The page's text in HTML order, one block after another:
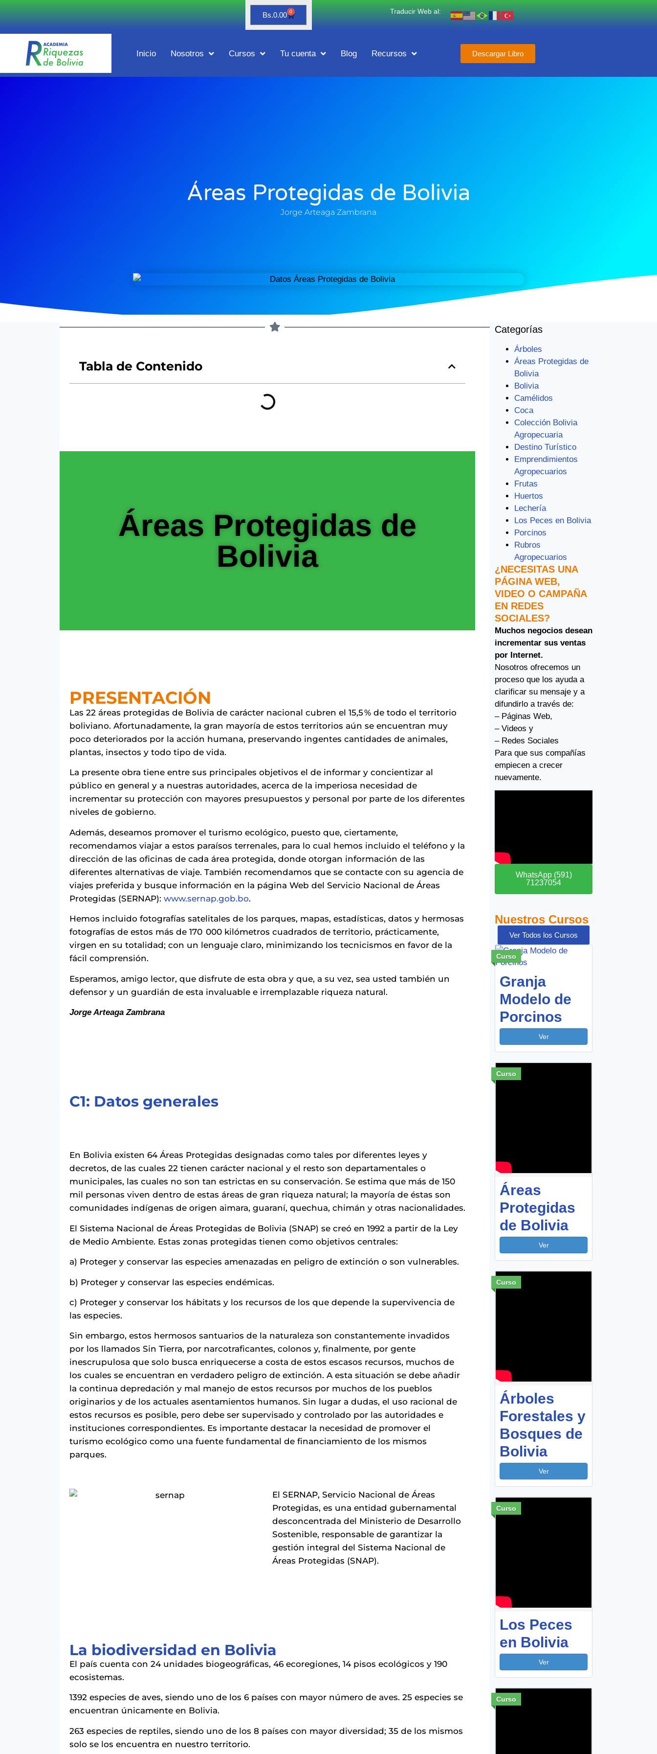
Bs.0.00 0 Traducir Web al:
Inicio Nosotros Cursos Tu cuenta Blog Recursos Descargar Libro
Áreas Protegidas de Bolivia
Jorge Arteaga Zambrana
Tabla de Contenido
Áreas Protegidas de
Bolivia
PRESENTACIÓN
Las 22 áreas protegidas de Bolivia de carácter nacional cubren el 15,5 % de todo el territorio
boliviano. Afortunadamente, la gran mayoría de estos territorios aún se encuentran muy
poco deteriorados por la acción humana, preservando ingentes cantidades de animales,
plantas, insectos y todo tipo de vida.
La presente obra tiene entre sus principales objetivos el de informar y concientizar al
público en general y a nuestras autoridades, acerca de la imperiosa necesidad de
incrementar su protección con mayores presupuestos y personal por parte de los diferentes
niveles de gobierno.
Además, deseamos promover el turismo ecológico, puesto que, ciertamente,
recomendamos viajar a estos paraísos terrenales, para lo cual hemos incluido el teléfono y la
dirección de las oficinas de cada área protegida, donde otorgan información de las
diferentes alternativas de viaje. También recomendamos que se contacte con su agencia de
viajes preferida y busque información en la página Web del Servicio Nacional de Áreas
Protegidas (SERNAP): www.sernap.gob.bo.
Hemos incluido fotografías satelitales de los parques, mapas, estadísticas, datos y hermosas
fotografías de estos más de 170 000 kilómetros cuadrados de territorio, prácticamente,
virgen en su totalidad; con un lenguaje claro, minimizando los tecnicismos en favor de la
fácil comprensión.
Esperamos, amigo lector, que disfrute de esta obra y que, a su vez, sea usted también un
defensor y un guardián de esta invaluable e irremplazable riqueza natural.
Jorge Arteaga Zambrana
C1: Datos generales
En Bolivia existen 64 Áreas Protegidas designadas como tales por diferentes leyes y
decretos, de las cuales 22 tienen carácter nacional y el resto son departamentales o
municipales, las cuales no son tan estrictas en su conservación. Se estima que más de 150
mil personas viven dentro de estas áreas de gran riqueza natural; la mayoría de éstas son
comunidades indígenas de origen aimara, guaraní, quechua, chimán y otras nacionalidades.
El Sistema Nacional de Áreas Protegidas de Bolivia (SNAP) se creó en 1992 a partir de la Ley
de Medio Ambiente. Estas zonas protegidas tienen como objetivos centrales:
a) Proteger y conservar las especies amenazadas en peligro de extinción o son vulnerables.
b) Proteger y conservar las especies endémicas.
c) Proteger y conservar los hábitats y los recursos de los que depende la supervivencia de
las especies.
Sin embargo, estos hermosos santuarios de la naturaleza son constantemente invadidos
por los llamados Sin Tierra, por narcotraficantes, colonos y, finalmente, por gente
inescrupulosa que solo busca enriquecerse a costa de estos escasos recursos, muchos de
los cuales se encuentran en verdadero peligro de extinción. A esta situación se debe añadir
la continua depredación y mal manejo de estos recursos por muchos de los pueblos
originarios y de los actuales asentamientos humanos. Sin lugar a dudas, el uso racional de
estos recursos es posible, pero debe ser supervisado y controlado por las autoridades e
instituciones correspondientes. Es importante destacar la necesidad de promover el
turismo ecológico como una fuente fundamental de financiamiento de los mismos
parques.
El SERNAP, Servicio Nacional de Áreas
Protegidas, es una entidad gubernamental
desconcentrada del Ministerio de Desarrollo
Sostenible, responsable de garantizar la
gestión integral del Sistema Nacional de
Áreas Protegidas (SNAP).
La biodiversidad en Bolivia
El país cuenta con 24 unidades biogeográficas, 46 ecoregiones, 14 pisos ecológicos y 190
ecosistemas.
1392 especies de aves, siendo uno de los 6 países con mayor número de aves. 25 especies se
encuentran únicamente en Bolivia.
263 especies de reptiles, siendo uno de los 8 países con mayor diversidad; 35 de los mismos
solo se los encuentra en nuestro territorio.
Categorías
Árboles
Áreas Protegidas de
Bolivia
Bolivia
Camélidos
Coca
Colección Bolivia
Agropecuaria
Destino Turístico
Emprendimientos
Agropecuarios
Frutas
Huertos
Lechería
Los Peces en Bolivia
Porcinos
Rubros
Agropecuarios
¿NECESITAS UNA
PÁGINA WEB,
VIDEO O CAMPAÑA
EN REDES
SOCIALES?
Muchos negocios desean
incrementar sus ventas
por Internet.
Nosotros ofrecemos un
proceso que los ayuda a
clarificar su mensaje y a
difundirlo a través de:
– Páginas Web,
– Videos y
– Redes Sociales
Para que sus compañías
empiecen a crecer
nuevamente.
WhatsApp (591)
71237054
Nuestros Cursos
Ver Todos los Cursos
Curso
Granja
Modelo de
Porcinos
Ver
Curso
Áreas
Protegidas
de Bolivia
Ver
Curso
Árboles
Forestales y
Bosques de
Bolivia
Ver
Curso
Los Peces
en Bolivia
Ver
Curso